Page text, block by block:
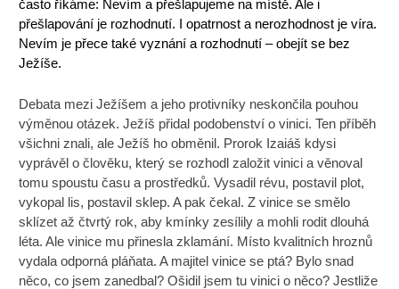
často říkáme: Nevím a přešlapujeme na místě. Ale i
přešlapování je rozhodnutí. I opatrnost a nerozhodnost je víra.
Nevím je přece také vyznání a rozhodnutí – obejít se bez
Ježíše.
Debata mezi Ježíšem a jeho protivníky neskončila pouhou
výměnou otázek. Ježíš přidal podobenství o vinici. Ten příběh
všichni znali, ale Ježíš ho obměnil. Prorok Izaiáš kdysi
vyprávěl o člověku, který se rozhodl založit vinici a věnoval
tomu spoustu času a prostředků. Vysadil révu, postavil plot,
vykopal lis, postavil sklep. A pak čekal. Z vinice se smělo
sklízet až čtvrtý rok, aby kmínky zesílily a mohli rodit dlouhá
léta. Ale vinice mu přinesla zklamání. Místo kvalitních hroznů
vydala odporná pláňata. A majitel vinice se ptá? Bylo snad
něco, co jsem zanedbal? Ošidil jsem tu vinici o něco? Jestliže